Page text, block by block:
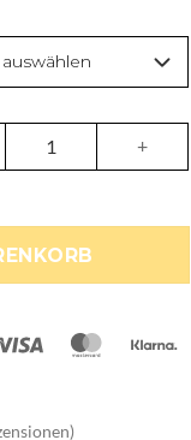
Visa